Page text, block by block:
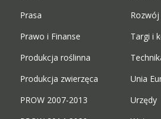
Prasa
Prawo i Finanse
Produkcja roślinna
Produkcja zwierzęca
PROW 2007-2013
Rozwój
Targi i
Unia
Urzędy